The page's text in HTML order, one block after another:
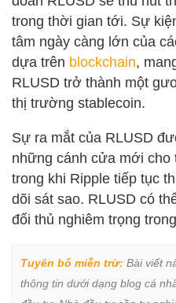
trong thời gian tới. Sự
tâm ngày càng lớn của
dựa trên blockchain,
RLUSD trở thành một
thị trường stablecoin.
Sự ra mắt của RLUSD
những cánh cửa mới cho
trong khi Ripple tiếp tục
dõi sát sao. RLUSD có
đối thủ nghiêm trọng
Tuyên bố miễn trừ: Bài viết
thông tin dưới dạng blog cá